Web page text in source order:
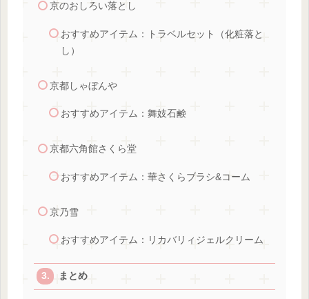
京のおしろい落とし
おすすめアイテム：トラベルセット（化粧落と
し）
京都しゃぼんや
おすすめアイテム：舞妓石鹸
京都六角館さくら堂
おすすめアイテム：華さくらブラシ&コーム
京乃雪
おすすめアイテム：リカバリィジェルクリーム
まとめ